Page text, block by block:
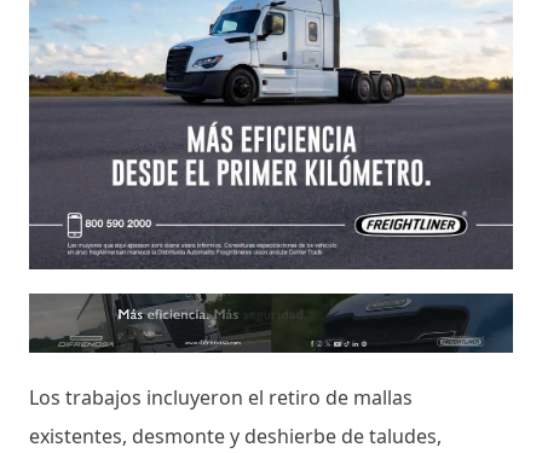
Los trabajos incluyeron el retiro de mallas
existentes, desmonte y deshierbe de taludes,